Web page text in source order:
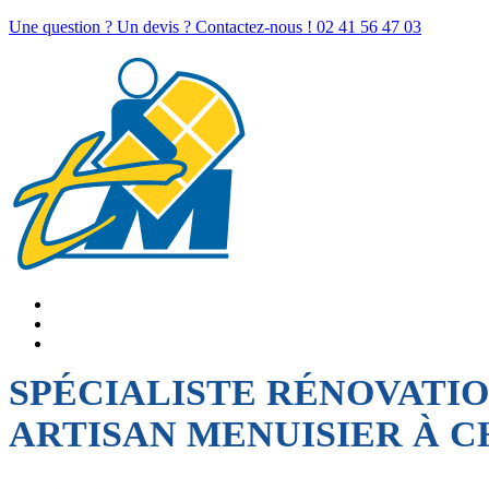
Une question ? Un devis ? Contactez-nous ! 02 41 56 47 03
SPÉCIALISTE
ARTISAN MENUISIER À